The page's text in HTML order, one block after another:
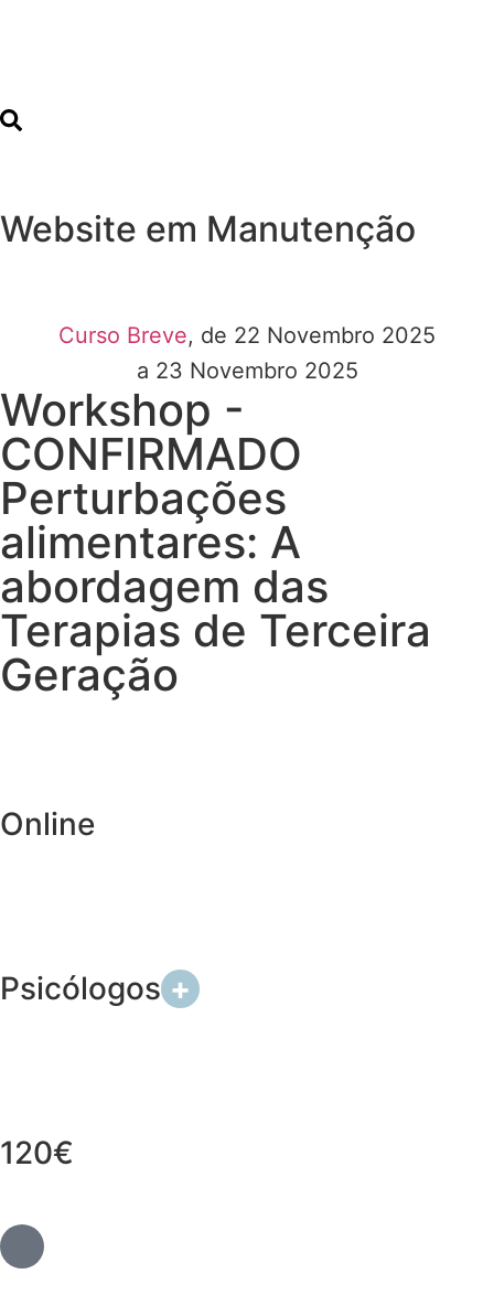
Website em Manutenção
Curso Breve, de 22 Novembro 2025
a 23 Novembro 2025
Workshop -
CONFIRMADO
Perturbações
alimentares: A
abordagem das
Terapias de Terceira
Geração
Online
Psicólogos +
120€